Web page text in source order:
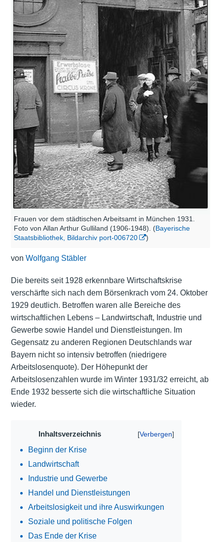
Frauen vor dem städtischen Arbeitsamt in München 1931.
Foto von Allan Arthur Gulliland (1906-1948). (Bayerische
Staatsbibliothek, Bildarchiv port-006720
)
von Wolfgang Stäbler
Die bereits seit 1928 erkennbare Wirtschaftskrise
verschärfte sich nach dem Börsenkrach vom 24. Oktober
1929 deutlich. Betroffen waren alle Bereiche des
wirtschaftlichen Lebens – Landwirtschaft, Industrie und
Gewerbe sowie Handel und Dienstleistungen. Im
Gegensatz zu anderen Regionen Deutschlands war
Bayern nicht so intensiv betroffen (niedrigere
Arbeitslosenquote). Der Höhepunkt der
Arbeitslosenzahlen wurde im Winter 1931/32 erreicht, ab
Ende 1932 besserte sich die wirtschaftliche Situation
wieder.
Inhaltsverzeichnis
Beginn der Krise
Landwirtschaft
Industrie und Gewerbe
Handel und Dienstleistungen
Arbeitslosigkeit und ihre Auswirkungen
Soziale und politische Folgen
Das Ende der Krise